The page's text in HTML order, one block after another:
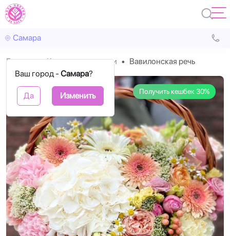
Самара
Ваш город - Самара?
Да Изменить
Главная Корзины с цветами Вавилонская речь
Получить кешбек 30%
Назад